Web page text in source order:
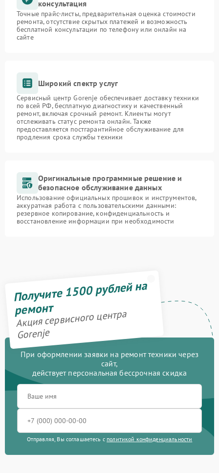
консультация
Точные прайс-листы, предварительная оценка стоимости
ремонта, отсутствие скрытых платежей и возможность
бесплатной консультации по телефону или онлайн на
сайте
Широкий спектр услуг
Сервисный центр Gorenje обеспечивает доставку техники
по всей РФ, бесплатную диагностику и качественный
ремонт, включая срочный ремонт. Клиенты могут
отслеживать статус ремонта онлайн. Также
предоставляется постгарантийное обслуживание для
продления срока службы техники
Оригинальные программные решение и
безопасное обслуживание данных
Использование официальных прошивок и инструментов,
аккуратная работа с пользовательскими данными:
резервное копирование, конфиденциальность и
восстановление информации при необходимости
Получите 1500 рублей на
ремонт
Акция сервисного центра
Gorenje
При оформлении заявки на ремонт техники через
сайт,
действует персональная бессрочная скидка
Отправляя, Вы соглашаетесь с политикой конфиденциальности